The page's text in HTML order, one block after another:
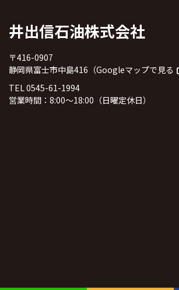
井出信石油株式会社
〒416-0907
静岡県富士市中島416（Googleマップで見る
TEL 0545-61-1994
営業時間：8:00～18:00（日曜定休日）